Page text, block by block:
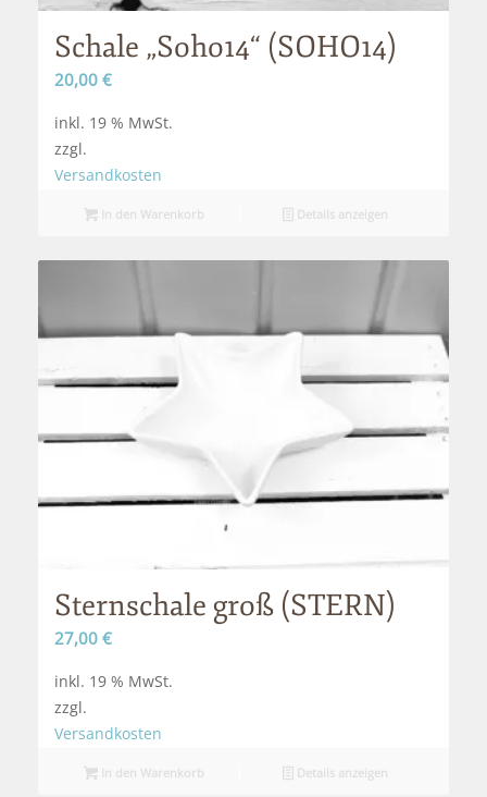
Schale „Soho14“ (SOHO14)
20,00 €
inkl. 19 % MwSt.
zzgl.
Versandkosten
In den Warenkorb Details anzeigen
Sternschale groß (STERN)
27,00 €
inkl. 19 % MwSt.
zzgl.
Versandkosten
In den Warenkorb Details anzeigen